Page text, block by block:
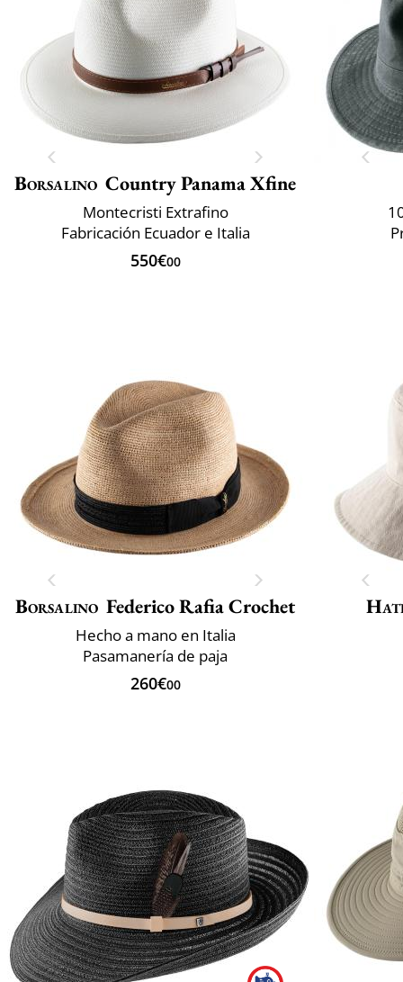
Borsalino Country Panama Xfine
Montecristi Extrafino
Fabricación Ecuador e Italia
550€00
Borsalino Federico Rafia Crochet
Hecho a mano en Italia
Pasamanería de paja
260€00